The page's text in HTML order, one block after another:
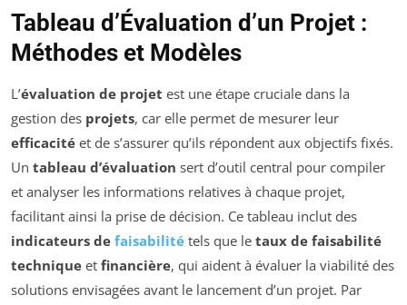
Tableau d’Évaluation d’un Projet :
Méthodes et Modèles
L’évaluation de projet est une étape cruciale dans la
gestion des projets, car elle permet de mesurer leur
efficacité et de s’assurer qu’ils répondent aux objectifs fixés.
Un tableau d’évaluation sert d’outil central pour compiler
et analyser les informations relatives à chaque projet,
facilitant ainsi la prise de décision. Ce tableau inclut des
indicateurs de faisabilité tels que le taux de faisabilité
technique et financière, qui aident à évaluer la viabilité des
solutions envisagées avant le lancement d’un projet. Par